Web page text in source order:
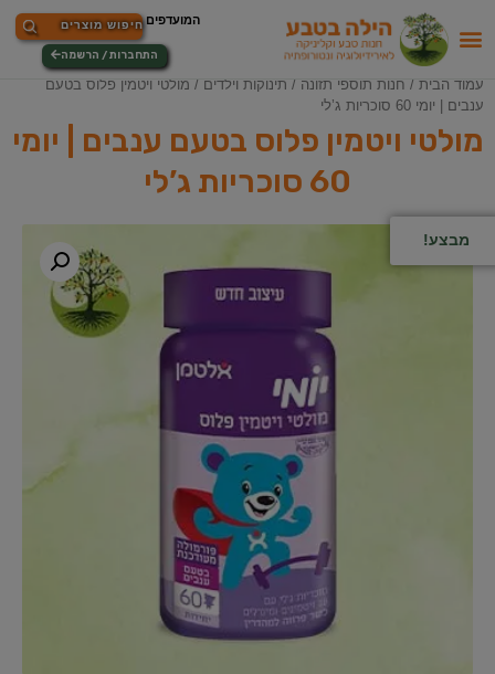
התחברות / הרשמה
עמוד הבית / חנות תוספי תזונה / תינוקות וילדים / מולטי ויטמין פלוס בטעם
ענבים | יומי 60 סוכריות ג’לי
מולטי ויטמין פלוס בטעם ענבים | יומי
60 סוכריות ג’לי
מבצע!